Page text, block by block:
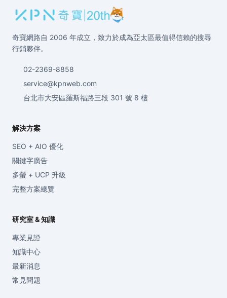
奇寶網路自 2006 年成立，致力於成為亞太區最值得信賴的搜尋
行銷夥伴。
02-2369-8858
service@kpnweb.com
台北市大安區羅斯福路三段 301 號 8 樓
解決方案
SEO + AIO 優化
關鍵字廣告
多螢 + UCP 升級
完整方案總覽
研究室 & 知識
專業見證
知識中心
最新消息
常見問題